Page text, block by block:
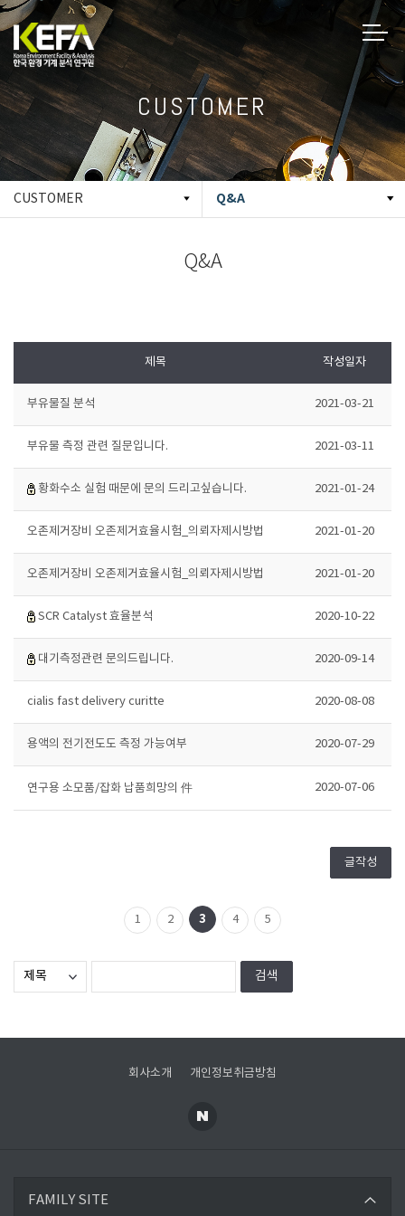
CUSTOMER
CUSTOMER Q&A
Q&A
제목 작성일자
부유물질 분석 2021-03-21
부유물 측정 관련 질문입니다. 2021-03-11
황화수소 실험 때문에 문의 드리고싶습니다. 2021-01-24
오존제거장비 오존제거효율시험_의뢰자제시방법 2021-01-20
오존제거장비 오존제거효율시험_의뢰자제시방법 2021-01-20
SCR Catalyst 효율분석 2020-10-22
대기측정관련 문의드립니다. 2020-09-14
cialis fast delivery curitte 2020-08-08
용액의 전기전도도 측정 가능여부 2020-07-29
연구용 소모품/잡화 납품희망의 件 2020-07-06
글작성
1 2 3 4 5
회사소개 개인정보취금방침
FAMILY SITE
한국환경공단